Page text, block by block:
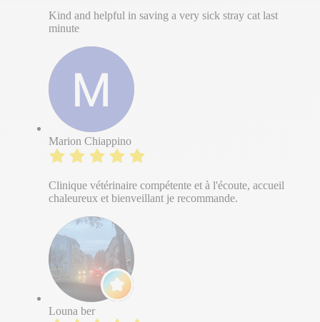
Kind and helpful in saving a very sick stray cat last
minute
Marion Chiappino
Clinique vétérinaire compétente et à l'écoute, accueil
chaleureux et bienveillant je recommande.
Louna ber